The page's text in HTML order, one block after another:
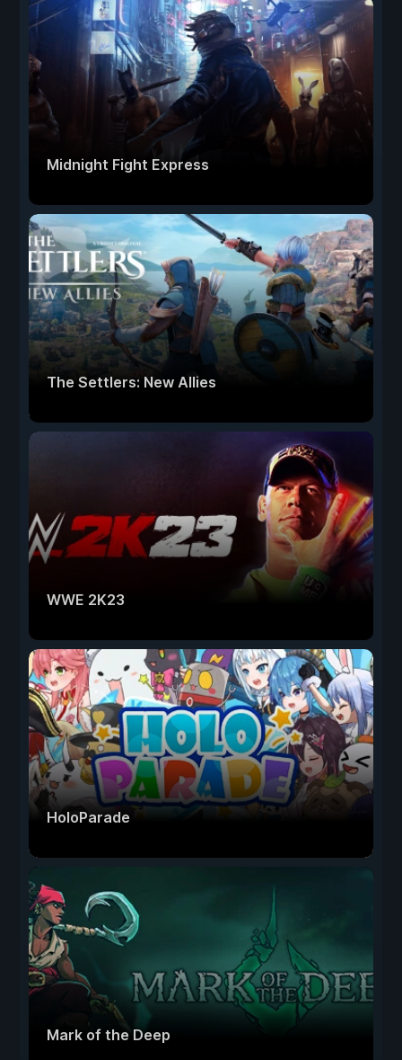
Midnight Fight Express
The Settlers: New Allies
WWE 2K23
HoloParade
Mark of the Deep